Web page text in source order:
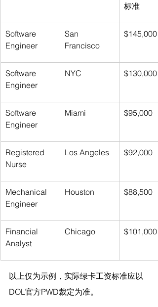
标准
Software
Engineer
San
Francisco
$145,000
Software
Engineer
NYC $130,000
Software
Engineer
Miami $95,000
Registered
Nurse
Los Angeles $92,000
Mechanical
Engineer
Houston $88,500
Financial
Analyst
Chicago $101,000
以上仅为示例，实际绿卡工资标准应以
DOL官方PWD裁定为准。